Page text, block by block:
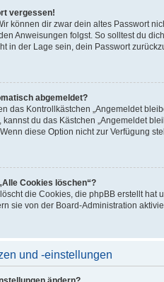
vergessen!
können dir zwar dein altes Passwort
Anweisungen folgst. So solltest du
in der Lage sein, dein Passwort
abgemeldet?
das Kontrollkästchen „Angemeldet
du das Kästchen „Angemeldet
diese Option nicht zur Verfügung
Cookies löschen“?
löscht die Cookies, die phpBB erstellt
sie von der Board-Administration
und -einstellungen